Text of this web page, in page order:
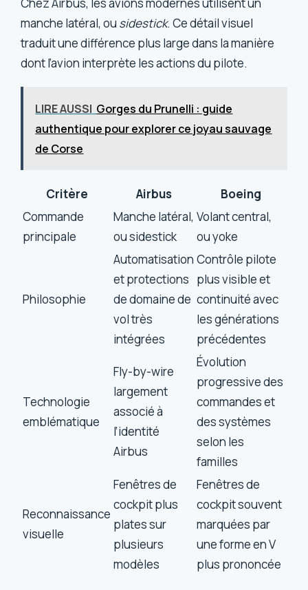
manche latéral, ou sidestick. Ce détail visuel
traduit une différence plus large dans la manière
dont l’avion interprète les actions du pilote.
LIRE AUSSI Gorges du Prunelli : guide
authentique pour explorer ce joyau sauvage
de Corse
Critère Airbus
Boeing
Commande
principale
Manche latéral,
ou sidestick
Volant central,
ou yoke
Philosophie
Automatisation
et protections
de domaine de
vol très
intégrées
Contrôle pilote
plus visible et
continuité avec
les générations
précédentes
Technologie
emblématique
Fly-by-wire
largement
associé à
l’identité
Airbus
Évolution
progressive des
commandes et
des systèmes
selon les
familles
Reconnaissance
visuelle
Fenêtres de
cockpit plus
plates sur
plusieurs
modèles
Fenêtres de
cockpit souvent
marquées par
une forme en V
plus prononcée